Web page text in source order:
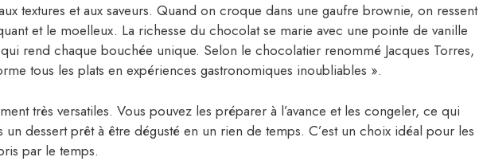
textures et aux saveurs. Quand on croque dans une gaufre brownie, on ressent
et le moelleux. La richesse du chocolat se marie avec une pointe de vanille
rend chaque bouchée unique. Selon le chocolatier renommé Jacques Torres,
tous les plats en expériences gastronomiques inoubliables ».
très versatiles. Vous pouvez les préparer à l’avance et les congeler, ce qui
dessert prêt à être dégusté en un rien de temps. C’est un choix idéal pour les
par le temps.